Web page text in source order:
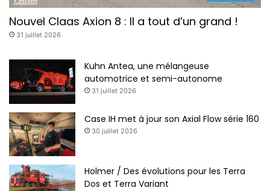
Nouvel Claas Axion 8 : Il a tout d’un grand !
31 juillet 2026
Kuhn Antea, une mélangeuse
automotrice et semi-autonome
31 juillet 2026
Case IH met à jour son Axial Flow série 160
30 juillet 2026
Holmer / Des évolutions pour les Terra
Dos et Terra Variant